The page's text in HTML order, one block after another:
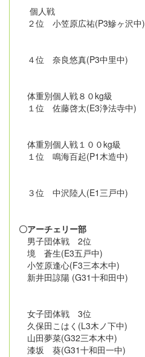
個人戦
２位 小笠原広祐(P3鰺ヶ沢中)
４位 奈良悠真(P3中里中)
体重別個人戦８０kg級
１位 佐藤啓太(E3浄法寺中)
体重別個人戦１００kg級
１位 鳴海百起(P1木造中)
３位 中沢陸人(E1三戸中)
〇アーチェリー部
男子団体戦 2位
境 蒼生(E3五戸中)
小笠原逢心(F3三本木中)
新井田諒陽 (G31十和田中)
女子団体戦 3位
久保田こはく(L3木ノ下中)
山田夢菜(G32三本木中)
漆坂 葵(G31十和田一中)